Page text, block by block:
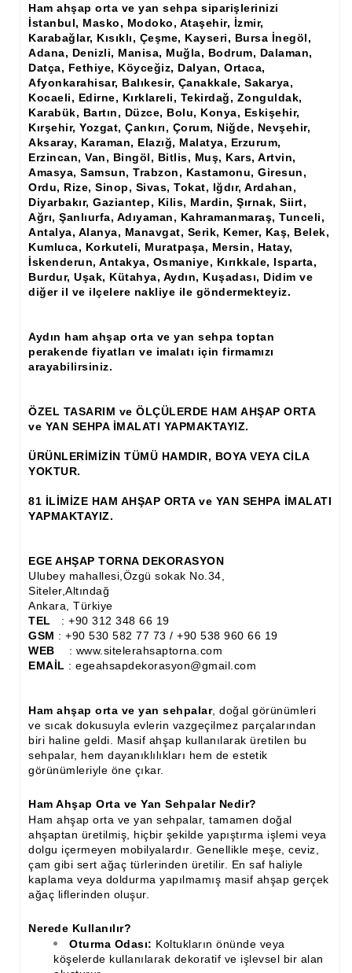
Ham Ahşap Gümüşlük, Kaşıklık İmalatı, Modelleri
Ham Ahşap Koltuk İmalatı, Modelleri
Ham Ahşap Josefin Koltuk İskelet İmalatı, Modelleri
Ham Ahşap Ayna Çerçeve İmalatı, Modelleri
Ham Ahşap Dekoratif Ürün İmalatı, Modelleri
El Oyması Ham Ahşap Yatak Başlıkları
Ahşap Aksesuarlar
Ahşap İşlemeli Düz Klapa
Ahşap Merdiven Dikmeleri
Ahşap Panjur ve Menfez
Ahşap Seperatör
Ahşap Tavan Göbeği
Ayons Baskılı Ahşap Çıta Modelleri
Burgulu Çıta İmalatı, Modelleri
Cibinlik
Diğer Ahşap Ürünler
Dekoratif Çıta İmalatı, Modelleri
İthal Çıta İmalatı, Modelleri
İthal Ahşap Oyma İmalatı
Kartonpiyer Kapı Vitrin Çıtaları
Kartonpiyer Vitrin Çıtaları
Kontraplak Aplik İmalatı Modelleri
Köşe ve Kartonpiyer Profilleri
Lambri Kapı Kavisleri
Masif Oymalı Modeller
Masif Üzeri Cnc Yazı, Desen, Logo İşleme
Ham ahşap orta ve yan sehpa siparişlerinizi
İstanbul, Masko, Modoko, Ataşehir, İzmir,
Karabağlar, Kısıklı, Çeşme, Kayseri, Bursa İnegöl,
Adana, Denizli, Manisa, Muğla, Bodrum, Dalaman,
Datça, Fethiye, Köyceğiz, Dalyan, Ortaca,
Afyonkarahisar, Balıkesir, Çanakkale, Sakarya,
Kocaeli, Edirne, Kırklareli, Tekirdağ, Zonguldak,
Karabük, Bartın, Düzce, Bolu, Konya, Eskişehir,
Kırşehir, Yozgat, Çankırı, Çorum, Niğde, Nevşehir,
Aksaray, Karaman, Elazığ, Malatya, Erzurum,
Erzincan, Van, Bingöl, Bitlis, Muş, Kars, Artvin,
Amasya, Samsun, Trabzon, Kastamonu, Giresun,
Ordu, Rize, Sinop, Sivas, Tokat, Iğdır, Ardahan,
Diyarbakır, Gaziantep, Kilis, Mardin, Şırnak, Siirt,
Ağrı, Şanlıurfa, Adıyaman, Kahramanmaraş, Tunceli,
Antalya, Alanya, Manavgat, Serik, Kemer, Kaş, Belek,
Kumluca, Korkuteli, Muratpaşa, Mersin, Hatay,
İskenderun, Antakya, Osmaniye, Kırıkkale, Isparta,
Burdur, Uşak, Kütahya, Aydın, Kuşadası, Didim ve
diğer il ve ilçelere nakliye ile göndermekteyiz.
Aydın ham ahşap orta ve yan sehpa toptan
perakende fiyatları ve imalatı için firmamızı
arayabilirsiniz.
ÖZEL TASARIM ve ÖLÇÜLERDE HAM AHŞAP ORTA
ve YAN SEHPA İMALATI YAPMAKTAYIZ.
ÜRÜNLERİMİZİN TÜMÜ HAMDIR, BOYA VEYA CİLA
YOKTUR.
81 İLİMİZE HAM AHŞAP ORTA ve YAN SEHPA İMALATI
YAPMAKTAYIZ.
EGE AHŞAP TORNA DEKORASYON
Ulubey mahallesi,Özgü sokak No.34,
Siteler,Altındağ
Ankara, Türkiye
TEL : +90 312 348 66 19
GSM : +90 530 582 77 73 / +90 538 960 66 19
WEB : www.sitelerahsaptorna.com
EMAİL : egeahsapdekorasyon@gmail.com
Ham ahşap orta ve yan sehpalar, doğal görünümleri
ve sıcak dokusuyla evlerin vazgeçilmez parçalarından
biri haline geldi. Masif ahşap kullanılarak üretilen bu
sehpalar, hem dayanıklılıkları hem de estetik
görünümleriyle öne çıkar.
Ham Ahşap Orta ve Yan Sehpalar Nedir?
Ham ahşap orta ve yan sehpalar, tamamen doğal
ahşaptan üretilmiş, hiçbir şekilde yapıştırma işlemi veya
dolgu içermeyen mobilyalardır. Genellikle meşe, ceviz,
çam gibi sert ağaç türlerinden üretilir. En saf haliyle
kaplama veya doldurma yapılmamış masif ahşap gerçek
ağaç liflerinden oluşur.
Nerede Kullanılır?
Oturma Odası: Koltukların önünde veya
köşelerde kullanılarak dekoratif ve işlevsel bir alan